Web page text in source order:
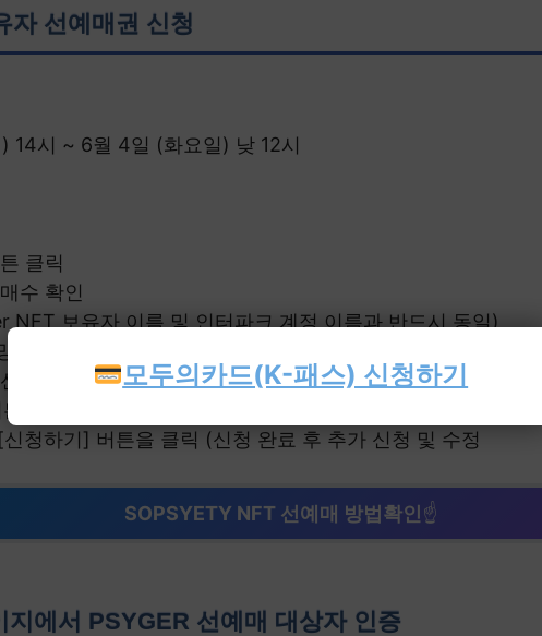
자 선예매권 신청
14시 ~ 6월 4일 (화요일) 낮 12시
클릭
수 확인
NFT 보유자 이름 및 인터파크 계정 이름과 반드시 동일)
수량 입력
택사항 확인
클릭
청하기] 버튼을 클릭 (신청 완료 후 추가 신청 및 수정
SOPSYETY NFT 선예매 방법확인☝
지에서 PSYGER 선예매 대상자 인증
모두의카드(K-패스) 신청하기